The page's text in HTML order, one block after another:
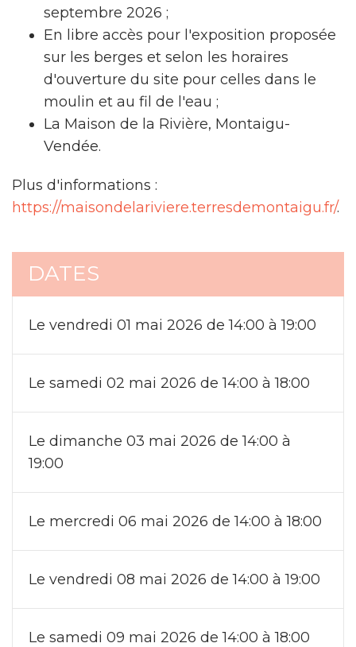
septembre 2026 ;
En libre accès pour l'exposition proposée
sur les berges et selon les horaires
d'ouverture du site pour celles dans le
moulin et au fil de l'eau ;
La Maison de la Rivière, Montaigu-
Vendée.
Plus d'informations :
https://maisondelariviere.terresdemontaigu.fr/.
DATES
Le vendredi 01 mai 2026 de 14:00 à 19:00
Le samedi 02 mai 2026 de 14:00 à 18:00
Le dimanche 03 mai 2026 de 14:00 à
19:00
Le mercredi 06 mai 2026 de 14:00 à 18:00
Le vendredi 08 mai 2026 de 14:00 à 19:00
Le samedi 09 mai 2026 de 14:00 à 18:00